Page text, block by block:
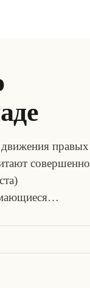
движения правых
совершенно